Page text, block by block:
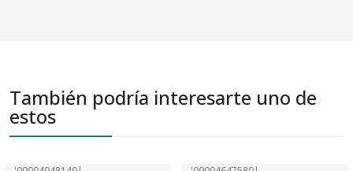
También podría interesarte uno de
estos